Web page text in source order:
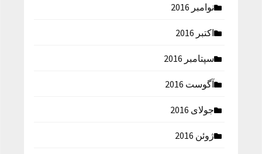
نوامبر 2016
اکتبر 2016
سپتامبر 2016
آگوست 2016
جولای 2016
ژوئن 2016